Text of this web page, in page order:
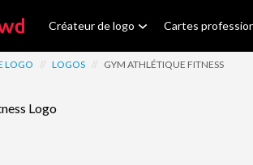
Créateur de logo Cartes
LOGO // LOGOS // GYM ATHLÉTIQUE FITNESS